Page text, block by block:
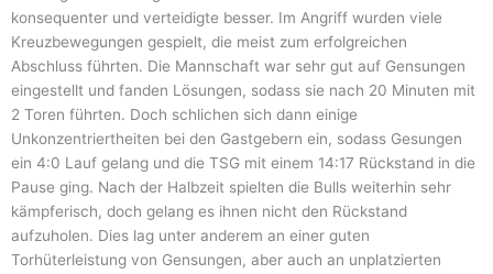
konsequenter und verteidigte besser. Im Angriff wurden viele
Kreuzbewegungen gespielt, die meist zum erfolgreichen
Abschluss führten. Die Mannschaft war sehr gut auf Gensungen
eingestellt und fanden Lösungen, sodass sie nach 20 Minuten mit
2 Toren führten. Doch schlichen sich dann einige
Unkonzentriertheiten bei den Gastgebern ein, sodass Gesungen
ein 4:0 Lauf gelang und die TSG mit einem 14:17 Rückstand in die
Pause ging. Nach der Halbzeit spielten die Bulls weiterhin sehr
kämpferisch, doch gelang es ihnen nicht den Rückstand
aufzuholen. Dies lag unter anderem an einer guten
Torhüterleistung von Gensungen, aber auch an unplatzierten